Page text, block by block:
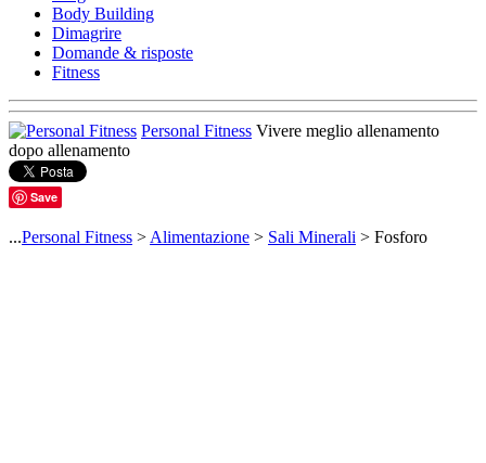
Body Building
Dimagrire
Domande & risposte
Fitness
Personal Fitness Vivere meglio allenamento
dopo allenamento
Save
...Personal Fitness > Alimentazione > Sali Minerali > Fosforo